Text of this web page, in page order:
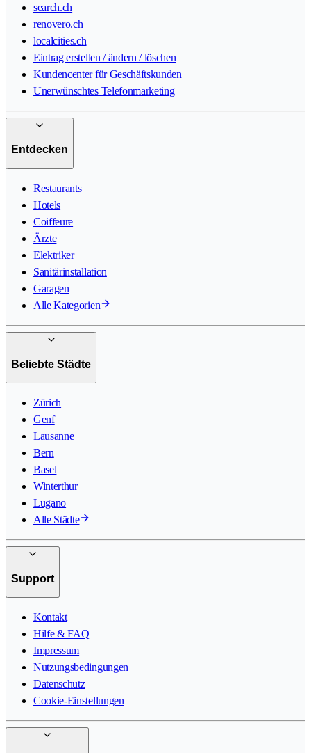
search.ch
renovero.ch
localcities.ch
Eintrag erstellen / ändern / löschen
Kundencenter für Geschäftskunden
Unerwünschtes Telefonmarketing
Entdecken
Restaurants
Hotels
Coiffeure
Ärzte
Elektriker
Sanitärinstallation
Garagen
Alle Kategorien
Beliebte Städte
Zürich
Genf
Lausanne
Bern
Basel
Winterthur
Lugano
Alle Städte
Support
Kontakt
Hilfe & FAQ
Impressum
Nutzungsbedingungen
Datenschutz
Cookie-Einstellungen